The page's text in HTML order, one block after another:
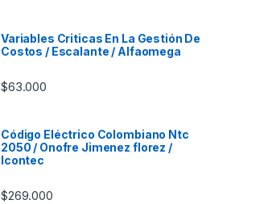
Variables Criticas En La Gestión De
Costos / Escalante / Alfaomega
$63.000
Código Eléctrico Colombiano Ntc
2050 / Onofre Jimenez florez /
Icontec
$269.000